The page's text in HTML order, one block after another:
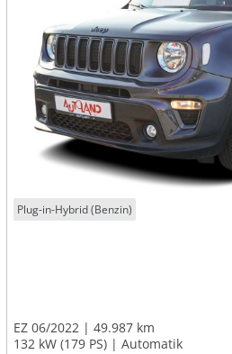
Plug-in-Hybrid (Benzin)
EZ 06/2022
49.987 km
132 kW (179 PS)
Automatik